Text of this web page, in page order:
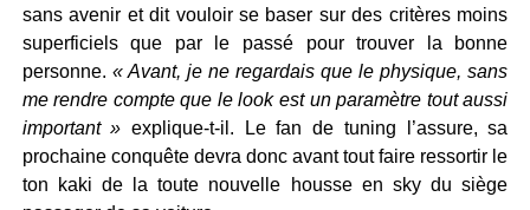
sans avenir et dit vouloir se baser sur des critères moins
superficiels que par le passé pour trouver la bonne
personne. « Avant, je ne regardais que le physique, sans
me rendre compte que le look est un paramètre tout aussi
important » explique-t-il. Le fan de tuning l’assure, sa
prochaine conquête devra donc avant tout faire ressortir le
ton kaki de la toute nouvelle housse en sky du siège